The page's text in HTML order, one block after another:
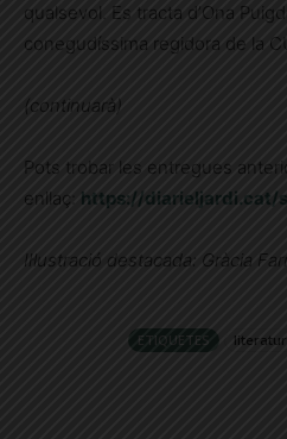
qualsevol. Es tracta d’Ona
conegudíssima regidora de la
(continuarà)
Pots trobar les entregues
enllaç: https://diarieljardi.cat/
Il·lustració destacada: Gràcia
ETIQUETES